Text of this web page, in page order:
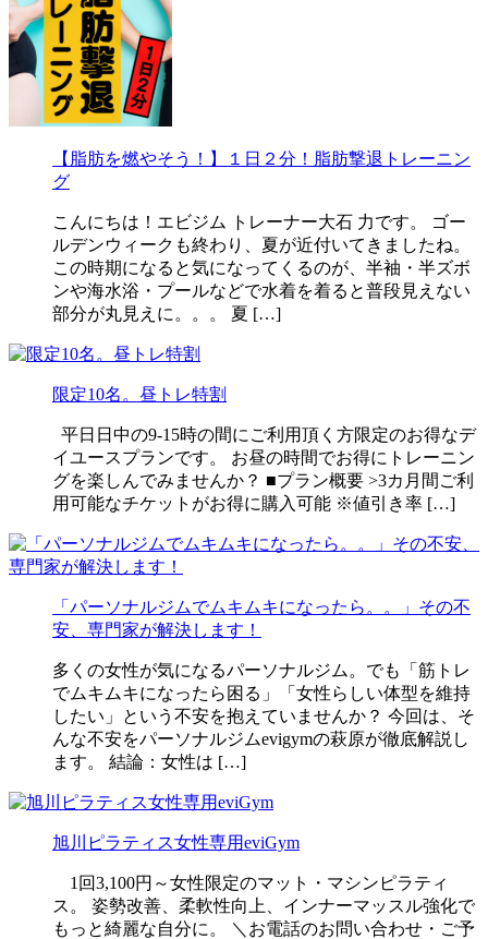
【脂肪を燃やそう！】１日２分！脂肪撃退トレーニン
グ
こんにちは！エビジム トレーナー大石 力です。 ゴー
ルデンウィークも終わり、夏が近付いてきましたね。
この時期になると気になってくるのが、半袖・半ズボ
ンや海水浴・プールなどで水着を着ると普段見えない
部分が丸見えに。。。 夏 […]
限定10名。昼トレ特割
平日日中の9-15時の間にご利用頂く方限定のお得なデ
イユースプランです。 お昼の時間でお得にトレーニン
グを楽しんでみませんか？ ■プラン概要 >3カ月間ご利
用可能なチケットがお得に購入可能 ※値引き率 […]
「パーソナルジムでムキムキになったら。。」その不
安、専門家が解決します！
多くの女性が気になるパーソナルジム。でも「筋トレ
でムキムキになったら困る」「女性らしい体型を維持
したい」という不安を抱えていませんか？ 今回は、そ
んな不安をパーソナルジムevigymの萩原が徹底解説し
ます。 結論：女性は […]
旭川ピラティス女性専用eviGym
1回3,100円～女性限定のマット・マシンピラティ
ス。 姿勢改善、柔軟性向上、インナーマッスル強化で
もっと綺麗な自分に。 ＼お電話のお問い合わせ・ご予